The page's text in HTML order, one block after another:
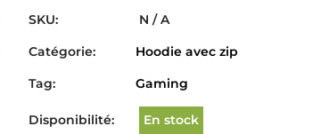
SKU:
N / A
Catégorie:
Hoodie avec zip
Tag:
Gaming
Disponibilité: En stock